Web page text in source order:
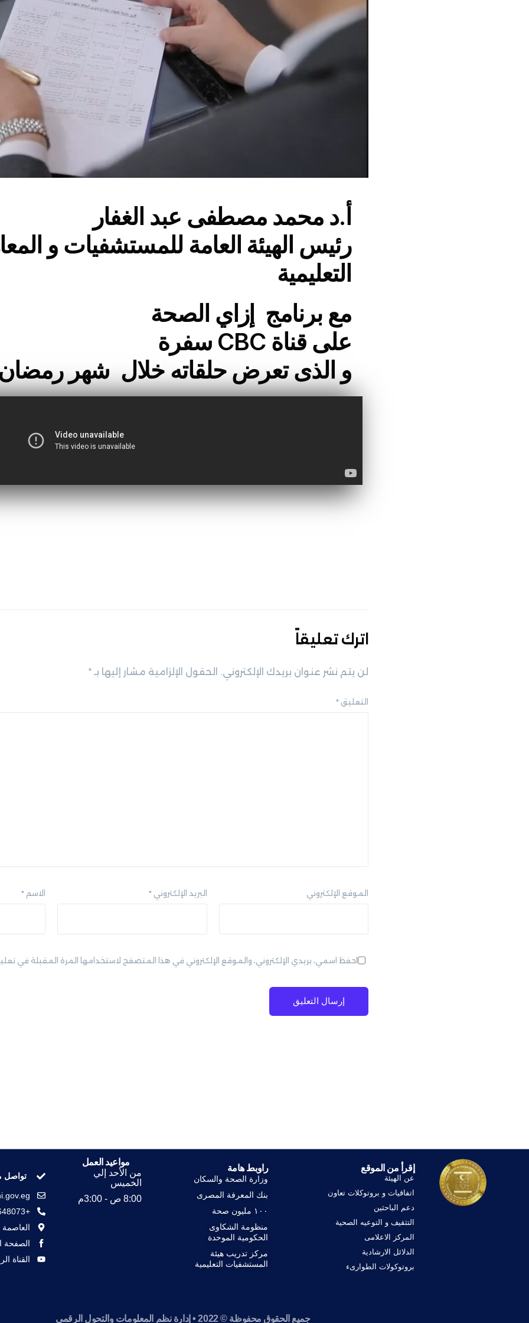
أ.د محمد مصطفى عبد الغفار
رئيس الهيئة العامة للمستشفيات و
التعليمية
مع برنامج إزاي الصحة
على قناة CBC سفرة
و الذى تعرض حلقاته خلال شهر
اترك تعليقاً
لن يتم نشر عنوان بريدك الإلكتروني. الحقول الإلزامية مشار إليها بـ *
التعليق *
الاسم * البريد الإلكتروني* الموقع الإلكتروني
احفظ اسمي، بريدي الإلكتروني، والموقع الإلكتروني في هذا المتصفح لاستخدامها المرة المقبلة في
إقرأ من الموقع
عن الهيئة
اتفاقيات و بروتوكلات تعاون
دعم الباحثين
التثقيف و التوعيه الصحية
المركز الاعلامى
الدلائل الارشادية
بروتوكولات الطوارىء
راوبط هامة
وزارة الصحة والسكان
بنك المعرفة المصرى
١٠٠ مليون صحة
منظومة الشكاوى
الحكومية الموحدة
مركز تدريب هيئة
المستشفيات التعليمية
مواعيد العمل
من الأحد إلي
الخميس
8:00 ص - 3:00م
تواصل
+23648073
العاصمة
الصفحة
القناة
جميع الحقوق محفوظة © 2022 • إدارة نظم المعلومات والتحول الرقمي